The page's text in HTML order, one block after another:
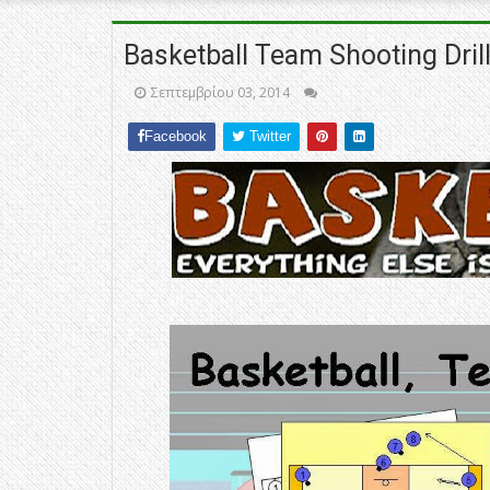
Basketball Team Shooting Drill
Σεπτεμβρίου 03, 2014
Facebook Twitter